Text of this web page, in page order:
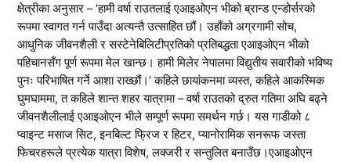
क्षेत्रीका अनुसार – ‘हामी वर्षा राउतलाई एआइओएन भीको ब्रान्ड एन्डोर्सरको
रूपमा स्वागत गर्न पाउँदा अत्यन्तै उत्साहित छौं। उहाँको अग्रगामी सोच,
आधुनिक जीवनशैली र सस्टेनेबिलिटीप्रतिको प्रतिबद्धता एआइओएन भीको
पहिचानसँग पूर्ण रूपमा मेल खान्छ। हामी मिलेर नेपालमा विद्युतीय सवारीको भविष्य
पुनः परिभाषित गर्ने आशा राख्छौं।’ कहिले छायांकनमा व्यस्त, कहिले आकस्मिक
घुमघाममा, त कहिले शान्त शहर यात्रामा – वर्षा राउतको द्रुत गतिमा अघि बढ्ने
जीवनशैलीलाई एआइओएन भीले सम्पूर्ण रूपमा समर्थन गर्छ। यस गाडीको ८
प्वाइन्ट मसाज सिट, इनबिल्ट फ्रिज र हिटर, प्यानोरामिक सनरूफ जस्ता
फिचरहरूले प्रत्येक यात्रा विशेष, लक्जरी र सन्तुलित बनाउँछ।एआइओएन